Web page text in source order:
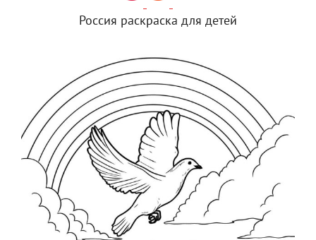
Россия раскраска для детей